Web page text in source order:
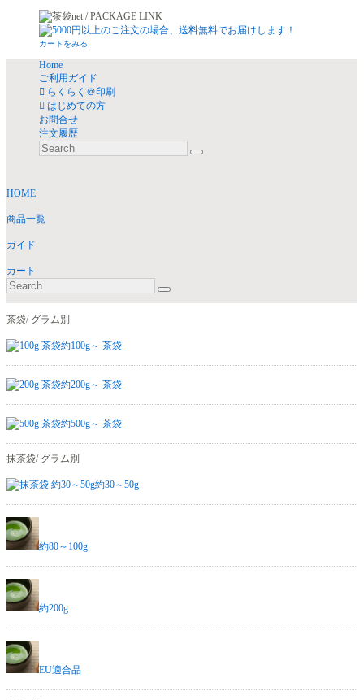
カートをみる
Home
ご利用ガイド
らくらく＠印刷
はじめての方
お問合せ
注文履歴
HOME
商品一覧
ガイド
カート
茶袋/ グラム別
約100g～ 茶袋
約200g～ 茶袋
約500g～ 茶袋
抹茶袋/ グラム別
約30～50g
約80～100g
約200g
EU適合品